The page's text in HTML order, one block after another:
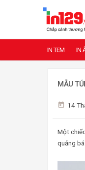
IN TEM IN
MẪU
14
Một
quảng